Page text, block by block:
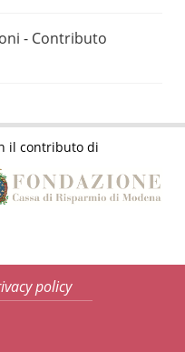
- Contributo
il contributo di
policy